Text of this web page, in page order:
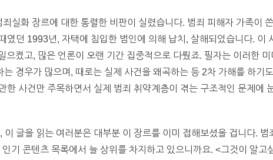
실화 장르에 대한 통렬한 비판이 실렸습니다. 범죄 피해자 가족이
였던 1993년, 자택에 침입한 범인에 의해 납치, 살해되었습니다. 이
으켰고, 많은 언론이 오랜 기간 집중적으로 다뤘죠. 필자는 이러한
경우가 많으며, 때로는 실제 사건을 왜곡하는 등 2차 가해를 하기
한 사건만 주목하면서 실제 범죄 취약계층이 겪는 구조적인 문제에
이 글을 읽는 여러분은 대부분 이 장르를 이미 접해보셨을 겁니다.
기 콘텐츠 목록에서 늘 상위를 차지하고 있으니까요. <그것이 알고